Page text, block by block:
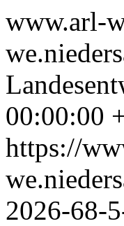
www.arl-
00:00:00
https://
2026-68-